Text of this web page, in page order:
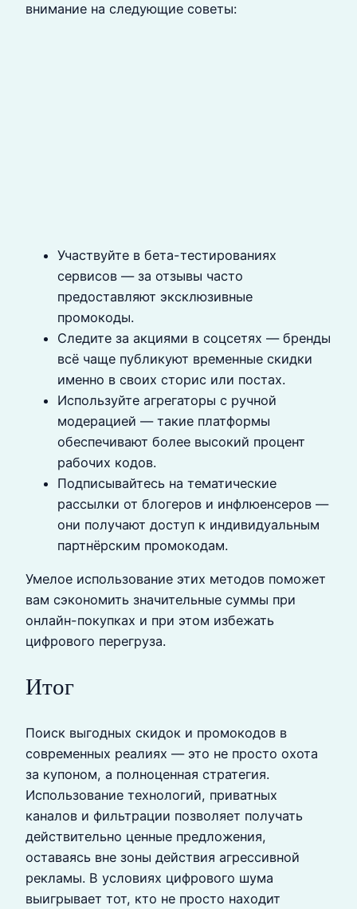
внимание на следующие советы:
Участвуйте в бета-тестированиях
сервисов — за отзывы часто
предоставляют эксклюзивные
промокоды.
Следите за акциями в соцсетях — бренды
всё чаще публикуют временные скидки
именно в своих сторис или постах.
Используйте агрегаторы с ручной
модерацией — такие платформы
обеспечивают более высокий процент
рабочих кодов.
Подписывайтесь на тематические
рассылки от блогеров и инфлюенсеров —
они получают доступ к индивидуальным
партнёрским промокодам.
Умелое использование этих методов поможет
вам сэкономить значительные суммы при
онлайн-покупках и при этом избежать
цифрового перегруза.
Итог
Поиск выгодных скидок и промокодов в
современных реалиях — это не просто охота
за купоном, а полноценная стратегия.
Использование технологий, приватных
каналов и фильтрации позволяет получать
действительно ценные предложения,
оставаясь вне зоны действия агрессивной
рекламы. В условиях цифрового шума
выигрывает тот, кто не просто находит